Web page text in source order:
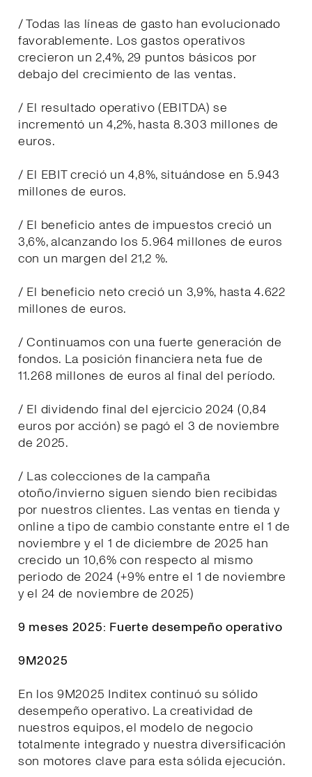
/ Todas las líneas de gasto han evolucionado
favorablemente. Los gastos operativos
crecieron un 2,4%, 29 puntos básicos por
debajo del crecimiento de las ventas.
/ El resultado operativo (EBITDA) se
incrementó un 4,2%, hasta 8.303 millones de
euros.
/ El EBIT creció un 4,8%, situándose en 5.943
millones de euros.
/ El beneficio antes de impuestos creció un
3,6%, alcanzando los 5.964 millones de euros
con un margen del 21,2 %.
/ El beneficio neto creció un 3,9%, hasta 4.622
millones de euros.
/ Continuamos con una fuerte generación de
fondos. La posición financiera neta fue de
11.268 millones de euros al final del período.
/ El dividendo final del ejercicio 2024 (0,84
euros por acción) se pagó el 3 de noviembre
de 2025.
/ Las colecciones de la campaña
otoño/invierno siguen siendo bien recibidas
por nuestros clientes. Las ventas en tienda y
online a tipo de cambio constante entre el 1 de
noviembre y el 1 de diciembre de 2025 han
crecido un 10,6% con respecto al mismo
periodo de 2024 (+9% entre el 1 de noviembre
y el 24 de noviembre de 2025)
9 meses 2025: Fuerte desempeño operativo
9M2025
En los 9M2025 Inditex continuó su sólido
desempeño operativo. La creatividad de
nuestros equipos, el modelo de negocio
totalmente integrado y nuestra diversificación
son motores clave para esta sólida ejecución.